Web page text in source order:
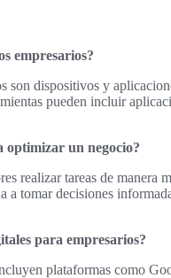
empresarios?
son dispositivos y
pueden incluir
optimizar un negocio?
realizar tareas de manera
tomar decisiones
para empresarios?
plataformas como